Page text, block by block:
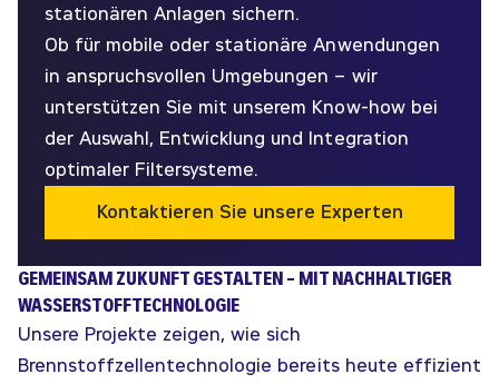
stationären Anlagen sichern.
Ob für mobile oder stationäre Anwendungen
in anspruchsvollen Umgebungen – wir
unterstützen Sie mit unserem Know-how bei
der Auswahl, Entwicklung und Integration
optimaler Filtersysteme.
Kontaktieren Sie unsere Experten
GEMEINSAM ZUKUNFT GESTALTEN – MIT NACHHALTIGER
WASSERSTOFFTECHNOLOGIE
Unsere Projekte zeigen, wie sich
Brennstoffzellentechnologie bereits heute effizient